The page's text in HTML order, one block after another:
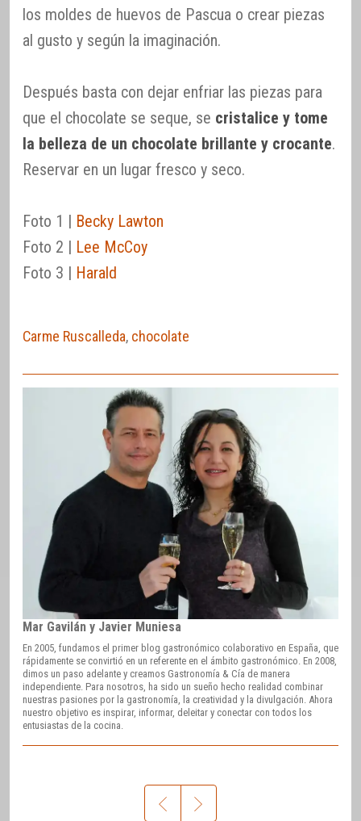
los moldes de huevos de Pascua o crear piezas
al gusto y según la imaginación.
Después basta con dejar enfriar las piezas para
que el chocolate se seque, se cristalice y tome
la belleza de un chocolate brillante y crocante.
Reservar en un lugar fresco y seco.
Foto 1 | Becky Lawton
Foto 2 | Lee McCoy
Foto 3 | Harald
Carme Ruscalleda, chocolate
Mar Gavilán y Javier Muniesa
En 2005, fundamos el primer blog gastronómico colaborativo en España, que
rápidamente se convirtió en un referente en el ámbito gastronómico. En 2008,
dimos un paso adelante y creamos Gastronomía & Cía de manera
independiente. Para nosotros, ha sido un sueño hecho realidad combinar
nuestras pasiones por la gastronomía, la creatividad y la divulgación. Ahora
nuestro objetivo es inspirar, informar, deleitar y conectar con todos los
entusiastas de la cocina.